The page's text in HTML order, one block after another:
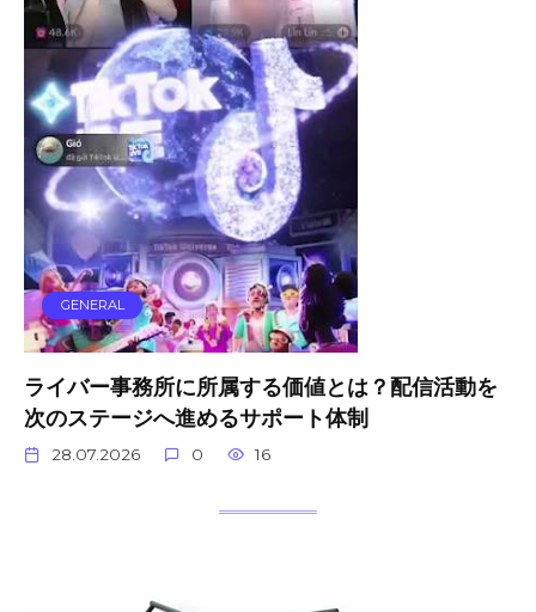
GENERAL
ライバー事務所に所属する価値とは？配信活動を
次のステージへ進めるサポート体制
28.07.2026 0 16